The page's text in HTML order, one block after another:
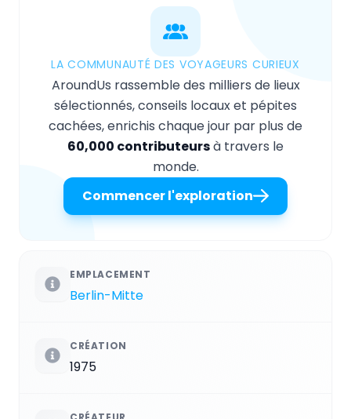
LA COMMUNAUTÉ DES VOYAGEURS CURIEUX
AroundUs rassemble des milliers de lieux
sélectionnés, conseils locaux et pépites
cachées, enrichis chaque jour par plus de
60,000 contributeursà travers le
monde.
Commencer l'exploration
EMPLACEMENT
Berlin-Mitte
CRÉATION
1975